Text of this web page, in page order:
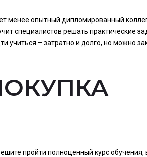
менее опытный дипломированный
специалистов решать практические
учиться – затратно и долго, но можно
пройти полноценный курс обучения,